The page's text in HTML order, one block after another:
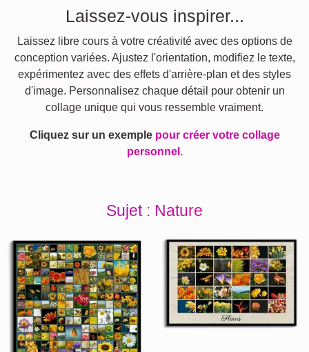
Laissez-vous inspirer...
Laissez libre cours à votre créativité avec des options de
conception variées. Ajustez l'orientation, modifiez le texte,
expérimentez avec des effets d'arrière-plan et des styles
d'image. Personnalisez chaque détail pour obtenir un
collage unique qui vous ressemble vraiment.
Cliquez sur un exemple pour créer votre collage
personnel.
Sujet : Nature